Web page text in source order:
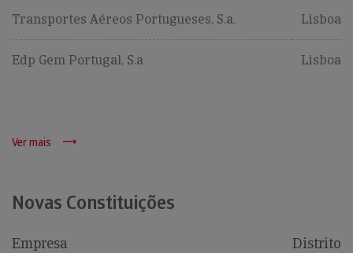
Transportes Aéreos Portugueses, S.a. Lisboa
Edp Gem Portugal, S.a Lisboa
Ver mais
Novas Constituições
Empresa Distrito